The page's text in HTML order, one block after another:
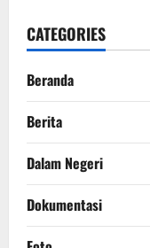
CATEGORIES
Beranda
Berita
Dalam Negeri
Dokumentasi